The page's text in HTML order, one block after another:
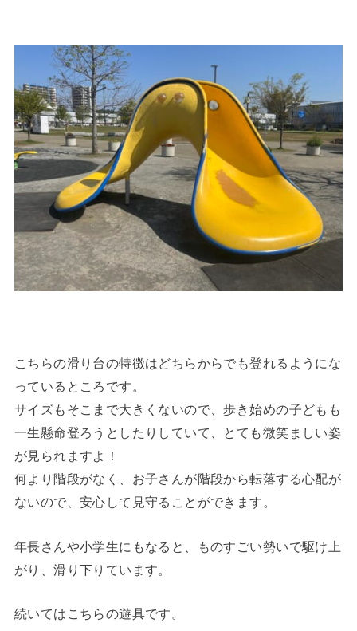
こちらの滑り台の特徴はどちらからでも登れるようにな
っているところです。
サイズもそこまで大きくないので、歩き始めの子どもも
一生懸命登ろうとしたりしていて、とても微笑ましい姿
が見られますよ！
何より階段がなく、お子さんが階段から転落する心配が
ないので、安心して見守ることができます。
年長さんや小学生にもなると、ものすごい勢いで駆け上
がり、滑り下りています。
続いてはこちらの遊具です。